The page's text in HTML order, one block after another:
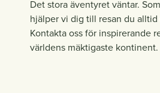
Det stora äventyret väntar.
hjälper vi dig till resan du
Kontakta oss för inspirerande
världens mäktigaste kontinent.